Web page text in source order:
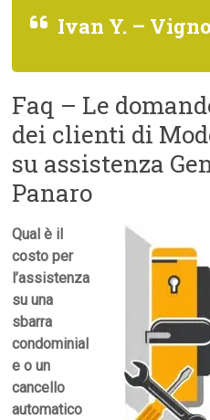
Ivan Y. –
Faq – Le
dei clienti di
su assistenza
Panaro
Qual è il
costo per
l’assistenza
su una
sbarra
condominial
e o un
cancello
automatico